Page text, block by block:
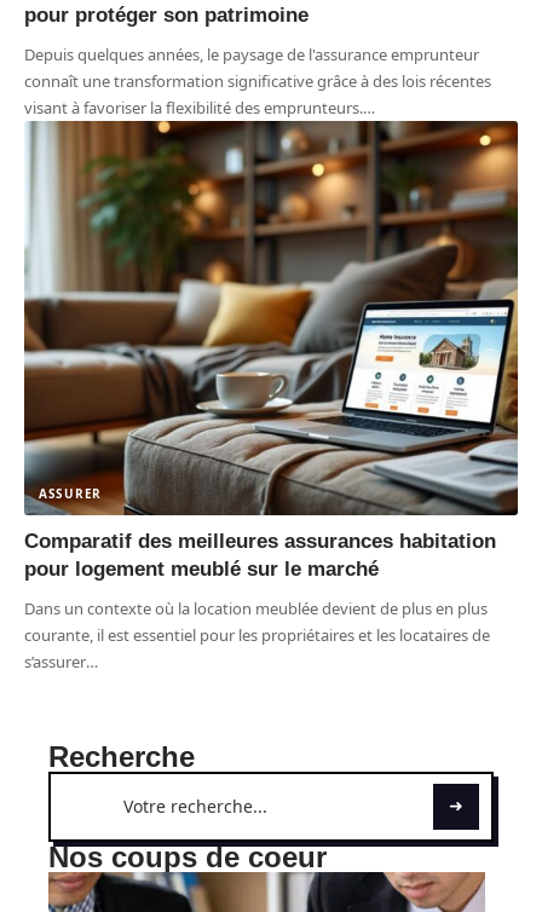
pour protéger son patrimoine
Depuis quelques années, le paysage de l'assurance emprunteur
connaît une transformation significative grâce à des lois récentes
visant à favoriser la flexibilité des emprunteurs.…
ASSURER
Comparatif des meilleures assurances habitation
pour logement meublé sur le marché
Dans un contexte où la location meublée devient de plus en plus
courante, il est essentiel pour les propriétaires et les locataires de
s’assurer…
Recherche
Nos coups de coeur